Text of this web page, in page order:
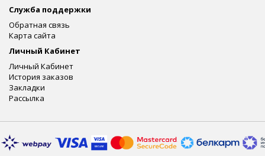
Служба поддержки
Обратная связь
Карта сайта
Личный Кабинет
Личный Кабинет
История заказов
Закладки
Рассылка